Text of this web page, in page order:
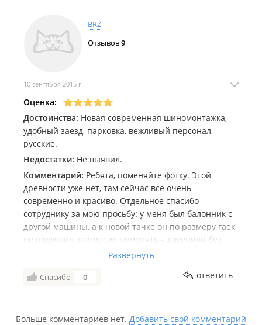
BRZ
Отзывов9
10 сентября 2015 г.
Оценка:
Достоинства: Новая современная шиномонтажка,
удобный заезд, парковка, вежливый персонал,
русские.
Недостатки: Не выявил.
Комментарий: Ребята, поменяйте фотку. Этой
древности уже нет, там сейчас все очень
современно и красиво. Отдельное спасибо
сотруднику за мою просьбу: у меня был балонник с
другой машины, а к новой тачке он по размеру гаек
не подходил, попросил поменять - заменили без
проблем. Спасибо! До этого 4 шиномонтажки
объездил - везде отказывают. Там же колесо чинил
после наезда на шуруп - все сделали отлично.
Развернуть
Спасибо 0 ответить
Больше комментариев нет. Добавить свой комментарий